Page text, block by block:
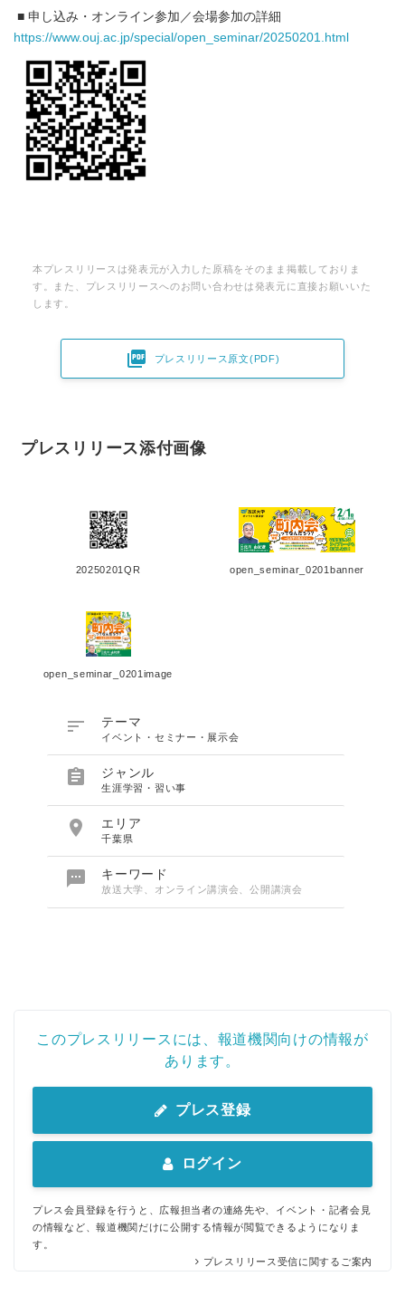
■ 申し込み・オンライン参加／会場参加の詳細
https://www.ouj.ac.jp/special/open_seminar/20250201.html
本プレスリリースは発表元が入力した原稿をそのまま掲載しておりま
す。また、プレスリリースへのお問い合わせは発表元に直接お願いいた
します。
 プレスリリース原文(PDF)
プレスリリース添付画像
20250201QR open_seminar_0201banner
open_seminar_0201image
 テーマ
イベント・セミナー・展示会
 ジャンル
生涯学習・習い事
 エリア
千葉県
 キーワード
放送大学、オンライン講演会、公開講演会
このプレスリリースには、報道機関向けの情報が
あります。
プレス登録
ログイン
プレス会員登録を行うと、広報担当者の連絡先や、イベント・記者会見
の情報など、報道機関だけに公開する情報が閲覧できるようになりま
す。
プレスリリース受信に関するご案内